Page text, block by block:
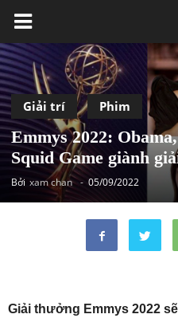
Giải trí Phim
Emmys 2022:
Squid Game giành
Bởi xam chan - 05/09/2022
Giải thưởng Emmys 2022